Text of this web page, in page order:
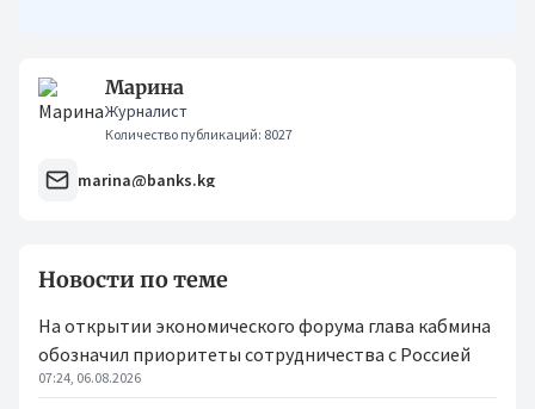
Марина
Журналист
Количество публикаций: 8027
marina@banks.kg
Новости по теме
На открытии экономического форума глава кабмина
обозначил приоритеты сотрудничества с Россией
07:24, 06.08.2026